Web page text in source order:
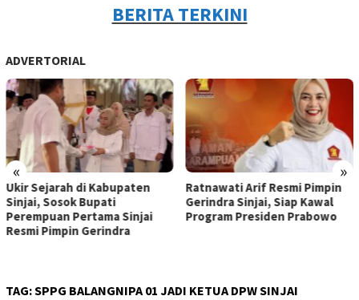
BERITA TERKINI
ADVERTORIAL
« »
Ukir Sejarah di Kabupaten
Sinjai, Sosok Bupati
Perempuan Pertama Sinjai
Resmi Pimpin Gerindra
Ratnawati Arif Resmi Pimpin
Gerindra Sinjai, Siap Kawal
Program Presiden Prabowo
TAG:SPPG BALANGNIPA 01 JADI KETUA DPW SINJAI